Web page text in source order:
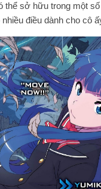
thể sở hữu trong một
điều dành cho cô